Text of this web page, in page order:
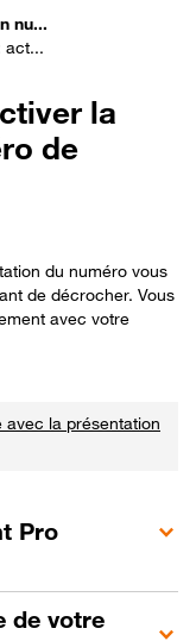
nu...
act...
la
de
du numéro vous
de décrocher. Vous
avec votre
avec la présentation
Pro
de votre